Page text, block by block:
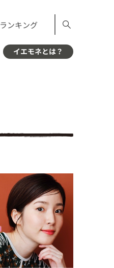
ランキング
イエモネとは？